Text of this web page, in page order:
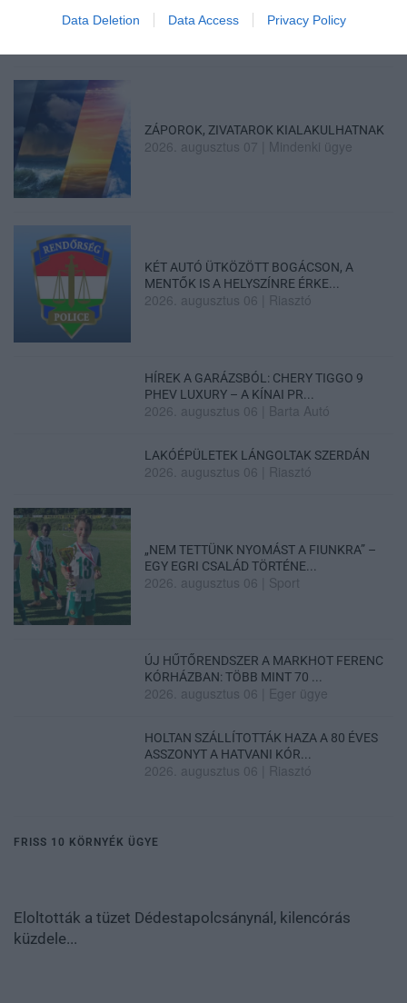
Data Deletion Data Access Privacy Policy
2026. augusztus 07
ZÁPOROK, ZIVATAROK KIALAKULHATNAK
2026. augusztus 07 Mindenki ügye
KÉT AUTÓ ÜTKÖZÖTT BOGÁCSON, A
MENTŐK IS A HELYSZÍNRE ÉRKE...
2026. augusztus 06 Riasztó
HÍREK A GARÁZSBÓL: CHERY TIGGO 9
PHEV LUXURY – A KÍNAI PR...
2026. augusztus 06 Barta Autó
LAKÓÉPÜLETEK LÁNGOLTAK SZERDÁN
2026. augusztus 06 Riasztó
„NEM TETTÜNK NYOMÁST A FIUNKRA” –
EGY EGRI CSALÁD TÖRTÉNE...
2026. augusztus 06 Sport
ÚJ HŰTŐRENDSZER A MARKHOT FERENC
KÓRHÁZBAN: TÖBB MINT 70 ...
2026. augusztus 06 Eger ügye
HOLTAN SZÁLLÍTOTTÁK HAZA A 80 ÉVES
ASSZONYT A HATVANI KÓR...
2026. augusztus 06 Riasztó
FRISS 10 KÖRNYÉK ÜGYE
Eloltották a tüzet Dédestapolcsánynál, kilencórás
küzdele...